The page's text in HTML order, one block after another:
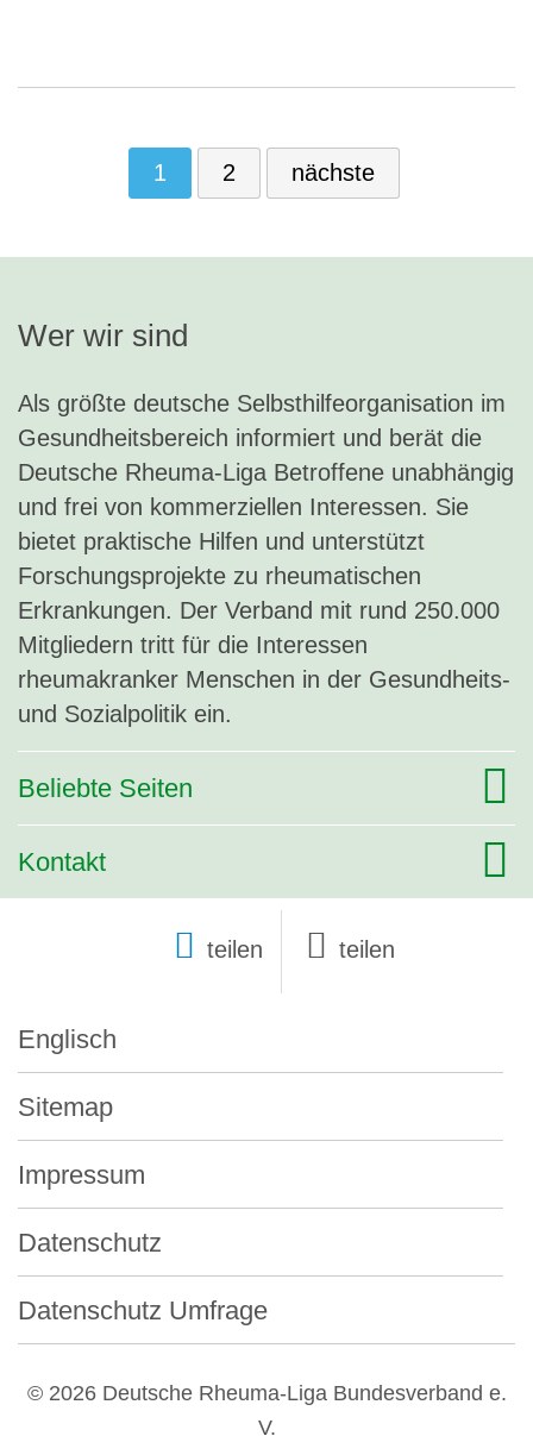
1 2 nächste
Wer wir sind
Als größte deutsche Selbsthilfeorganisation im
Gesundheitsbereich informiert und berät die
Deutsche Rheuma-Liga Betroffene unabhängig
und frei von kommerziellen Interessen. Sie
bietet praktische Hilfen und unterstützt
Forschungsprojekte zu rheumatischen
Erkrankungen. Der Verband mit rund 250.000
Mitgliedern tritt für die Interessen
rheumakranker Menschen in der Gesundheits-
und Sozialpolitik ein.
Beliebte Seiten
Kontakt
teilen
© 2026 Deutsche Rheuma-Liga Bundesverband e.
V.
Englisch
Sitemap
Impressum
Datenschutz
Datenschutz Umfrage